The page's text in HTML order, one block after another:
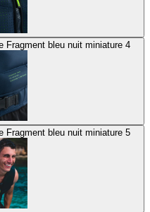
Jobe gilet de sauvetage 50N homme Fragment bleu nuit miniature 4
Jobe gilet de sauvetage 50N homme Fragment bleu nuit miniature 5